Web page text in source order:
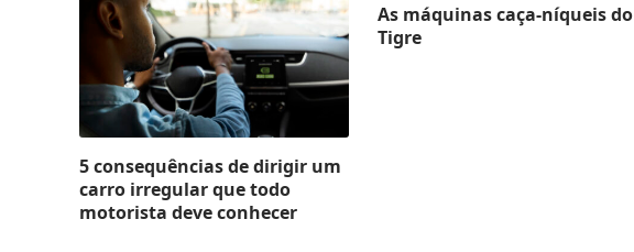
5 consequências de dirigir um
carro irregular que todo
motorista deve conhecer
As máquinas caça-níqueis do
Tigre